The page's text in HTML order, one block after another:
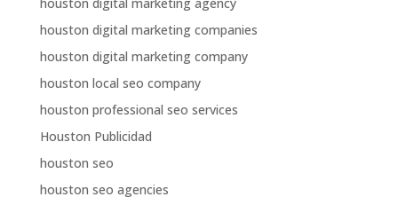
houston digital marketing companies
houston digital marketing company
houston local seo company
houston professional seo services
Houston Publicidad
houston seo
houston seo agencies